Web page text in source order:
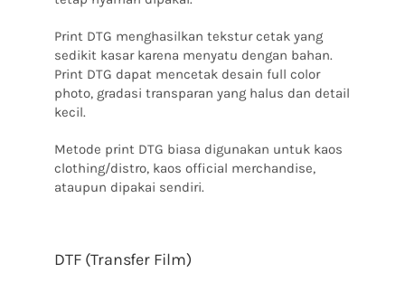
Print DTG menghasilkan tekstur cetak yang
sedikit kasar karena menyatu dengan bahan.
Print DTG dapat mencetak desain full color
photo, gradasi transparan yang halus dan detail
kecil.
Metode print DTG biasa digunakan untuk kaos
clothing/distro, kaos official merchandise,
ataupun dipakai sendiri.
DTF (Transfer Film)